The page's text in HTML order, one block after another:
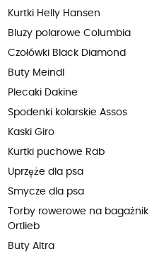
Kurtki Helly Hansen
Bluzy polarowe Columbia
Czołówki Black Diamond
Buty Meindl
Plecaki Dakine
Spodenki kolarskie Assos
Kaski Giro
Kurtki puchowe Rab
Uprzęże dla psa
Smycze dla psa
Torby rowerowe na bagażnik
Ortlieb
Buty Altra